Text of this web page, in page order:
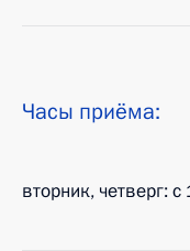
Часы приёма:
вторник, четверг: